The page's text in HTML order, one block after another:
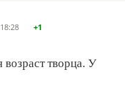
+1
творца. У